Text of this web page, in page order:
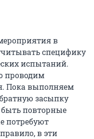
в
специфику
испытаний.
проводим
Пока выполняем
засыпку
быть повторные
потребуют
в эти